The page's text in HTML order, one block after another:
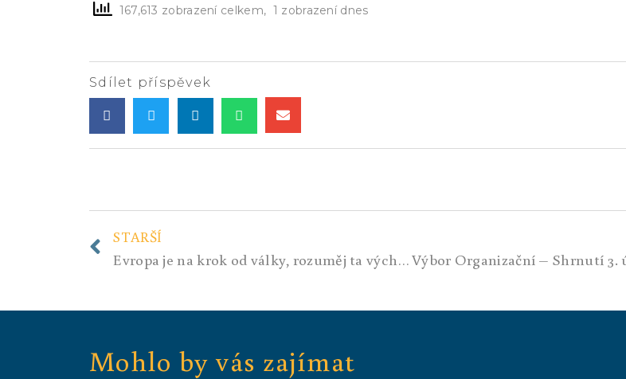
167,613 zobrazení celkem, 1 zobrazení dnes
Sdílet příspěvek
STARŠÍ
Evropa je na krok od války, rozuměj ta východní…!
Mohlo by vás zajímat